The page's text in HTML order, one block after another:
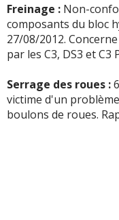
Freinage : Non-
composants du bloc
27/08/2012.
par les C3, DS3 et C3
Serrage des roues :
victime d'un
boulons de roues.